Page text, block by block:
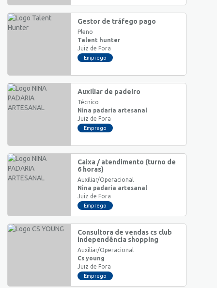
Gestor de tráfego pago
Pleno
Talent hunter
Juiz de Fora
Emprego
Auxiliar de padeiro
Técnico
Nina padaria artesanal
Juiz de Fora
Emprego
Caixa / atendimento (turno de
6 horas)
Auxiliar/Operacional
Nina padaria artesanal
Juiz de Fora
Emprego
Consultora de vendas cs club
independência shopping
Auxiliar/Operacional
Cs young
Juiz de Fora
Emprego